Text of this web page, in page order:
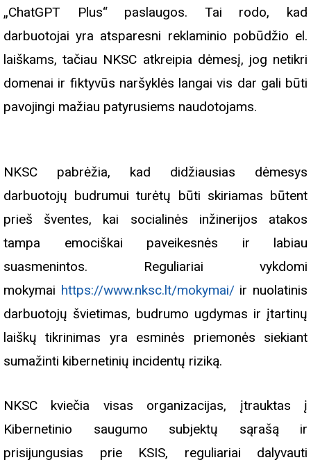
„ChatGPT Plus“ paslaugos. Tai rodo, kad
darbuotojai yra atsparesni reklaminio pobūdžio el.
laiškams, tačiau NKSC atkreipia dėmesį, jog netikri
domenai ir fiktyvūs naršyklės langai vis dar gali būti
pavojingi mažiau patyrusiems naudotojams.
NKSC pabrėžia, kad didžiausias dėmesys
darbuotojų budrumui turėtų būti skiriamas būtent
prieš šventes, kai socialinės inžinerijos atakos
tampa emociškai paveikesnės ir labiau
suasmenintos. Reguliariai vykdomi
mokymai https://www.nksc.lt/mokymai/ ir nuolatinis
darbuotojų švietimas, budrumo ugdymas ir įtartinų
laiškų tikrinimas yra esminės priemonės siekiant
sumažinti kibernetinių incidentų riziką.
NKSC kviečia visas organizacijas, įtrauktas į
Kibernetinio saugumo subjektų sąrašą ir
prisijungusias prie KSIS, reguliariai dalyvauti